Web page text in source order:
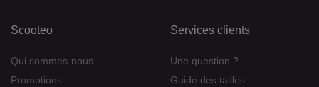
Scooteo
Qui sommes-nous
Promotions
Services clients
Une question ?
Guide des tailles